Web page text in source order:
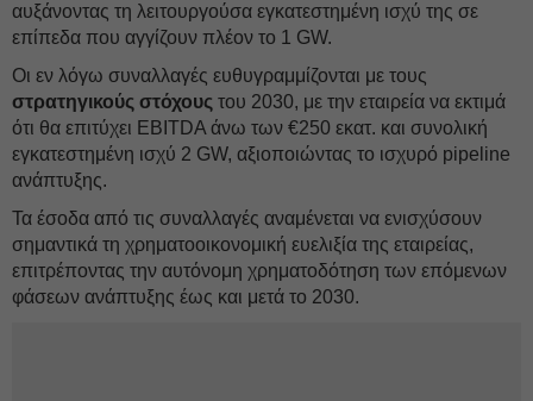
αυξάνοντας τη λειτουργούσα εγκατεστημένη ισχύ της σε
επίπεδα που αγγίζουν πλέον το 1 GW.
Οι εν λόγω συναλλαγές ευθυγραμμίζονται με τους
στρατηγικούς στόχους του 2030, με την εταιρεία να εκτιμά
ότι θα επιτύχει EBITDA άνω των €250 εκατ. και συνολική
εγκατεστημένη ισχύ 2 GW, αξιοποιώντας το ισχυρό pipeline
ανάπτυξης.
Τα έσοδα από τις συναλλαγές αναμένεται να ενισχύσουν
σημαντικά τη χρηματοοικονομική ευελιξία της εταιρείας,
επιτρέποντας την αυτόνομη χρηματοδότηση των επόμενων
φάσεων ανάπτυξης έως και μετά το 2030.